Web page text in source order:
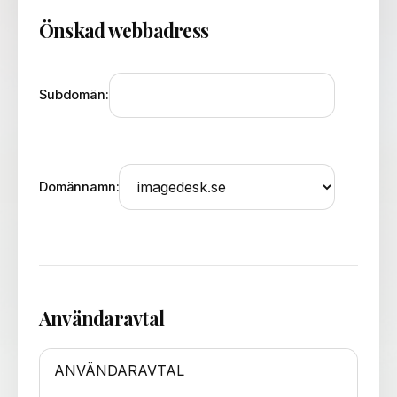
Önskad webbadress
Subdomän:
Domännamn:
Användaravtal